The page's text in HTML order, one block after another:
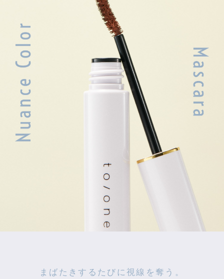
まばたきするたびに視線を奪う。